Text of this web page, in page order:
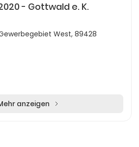
- Gottwald e. K.
West, 89428
anzeigen